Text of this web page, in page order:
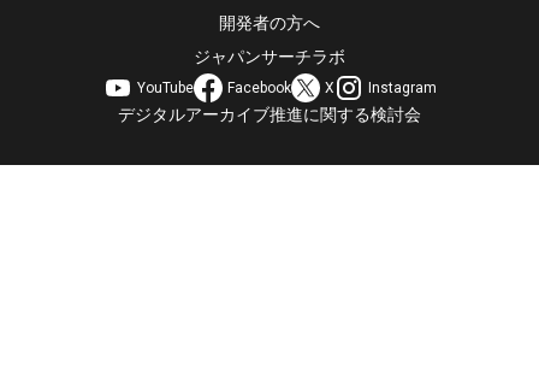
開発者の方へ
ジャパンサーチラボ
YouTube Facebook X Instagram
デジタルアーカイブ推進に関する検討会